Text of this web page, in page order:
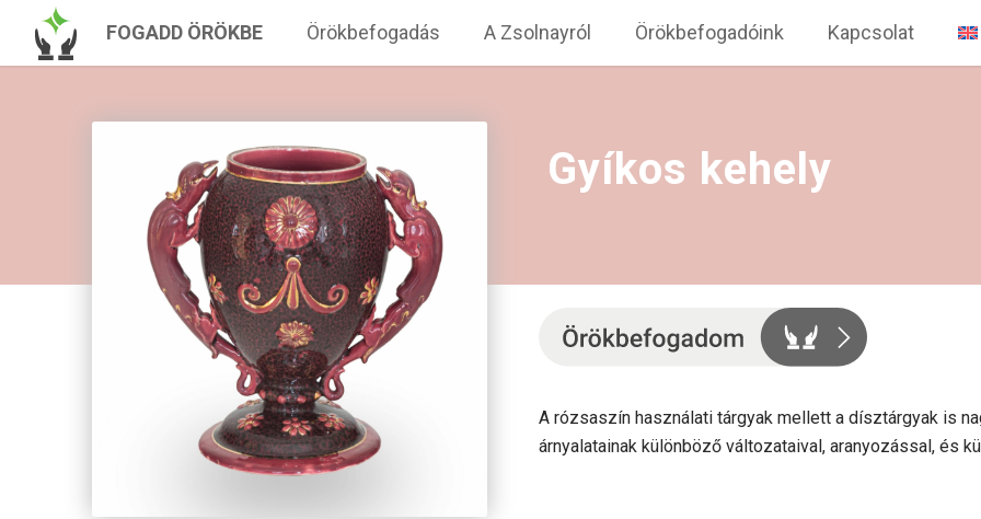
FOGADD ÖRÖKBE Örökbefogadás A Zsolnayról Örökbefogadóink Kapcsolat
Gyíkos kehely
A rózsaszín használati tárgyak mellett a dísztárgyak is
árnyalatainak különböző változataival, aranyozással, és